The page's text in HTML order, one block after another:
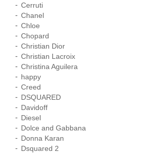
Cerruti
Chanel
Chloe
Chopard
Christian Dior
Christian Lacroix
Christina Aguilera
happy
Creed
DSQUARED
Davidoff
Diesel
Dolce and Gabbana
Donna Karan
Dsquared 2